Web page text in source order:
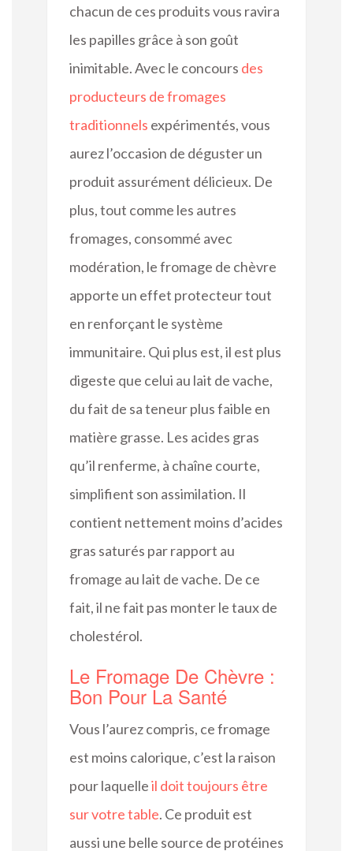
chacun de ces produits vous ravira
les papilles grâce à son goût
inimitable. Avec le concours des
producteurs de fromages
traditionnels expérimentés, vous
aurez l’occasion de déguster un
produit assurément délicieux. De
plus, tout comme les autres
fromages, consommé avec
modération, le fromage de chèvre
apporte un effet protecteur tout
en renforçant le système
immunitaire. Qui plus est, il est plus
digeste que celui au lait de vache,
du fait de sa teneur plus faible en
matière grasse. Les acides gras
qu’il renferme, à chaîne courte,
simplifient son assimilation. Il
contient nettement moins d’acides
gras saturés par rapport au
fromage au lait de vache. De ce
fait, il ne fait pas monter le taux de
cholestérol.
Le Fromage De Chèvre :
Bon Pour La Santé
Vous l’aurez compris, ce fromage
est moins calorique, c’est la raison
pour laquelleil doit toujours être
sur votre table. Ce produit est
aussi une belle source de protéines